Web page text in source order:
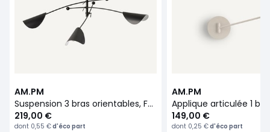
AM.PM
Suspension 3 bras orientables, Funambule
219,00 €
dont 0,55 €d'éco part
AM.PM
149,00 €
dont 0,25 €d'éco part